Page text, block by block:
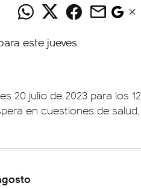
20 julio de 2023 para los 12
en cuestiones de salud,